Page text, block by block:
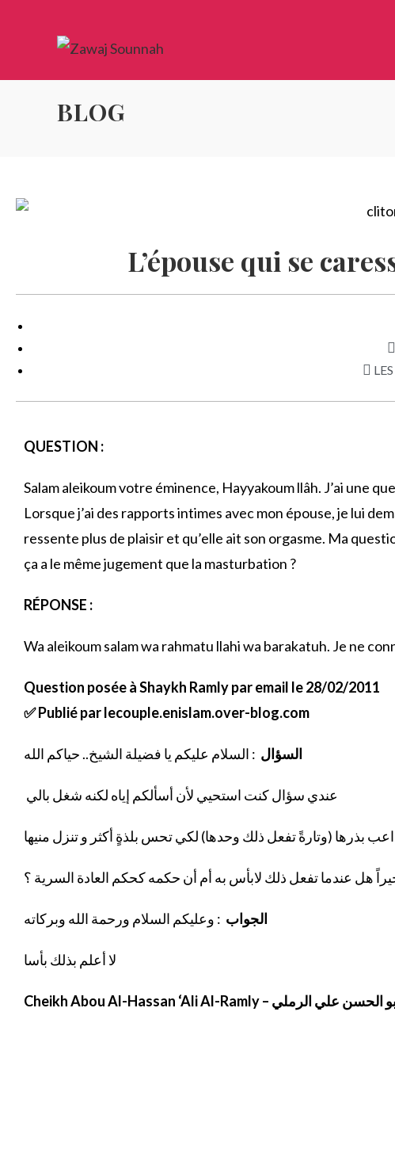
BLOG
L’épouse qui se
QUESTION :
Salam aleikoum votre éminence, Hayyakoum llâh. J’ai une
Lorsque j’ai des rapports intimes avec mon épouse, je lui
ressente plus de plaisir et qu’elle ait son orgasme. Ma
ça a le même jugement que la masturbation ?
RÉPONSE :
Wa aleikoum salam wa rahmatu llahi wa barakatuh. Je ne
Question posée à Shaykh Ramly par email le 28/02/2011
✅ Publié par lecouple.enislam.over-blog.com
السؤال : السلام عليكم يا فضيلة الشيخ.. حياكم الله
عندي سؤال كنت استحيي لأن أسألكم إياه لكنه شغل بالي
بذرها (وتارةً تفعل ذلك وحدها) لكي تحس بلذةٍ أكثر و تنزل منيها
الجواب : وعليكم السلام ورحمة الله وبركاته
لا أعلم بذلك بأسا
Cheikh Abou Al-Hassan ‘Ali Al-Ramly – الحسن علي الرملي